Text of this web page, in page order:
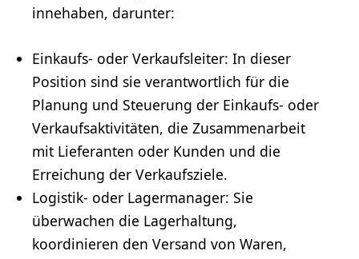
innehaben, darunter:
Einkaufs- oder Verkaufsleiter: In dieser
Position sind sie verantwortlich für die
Planung und Steuerung der Einkaufs- oder
Verkaufsaktivitäten, die Zusammenarbeit
mit Lieferanten oder Kunden und die
Erreichung der Verkaufsziele.
Logistik- oder Lagermanager: Sie
überwachen die Lagerhaltung,
koordinieren den Versand von Waren,